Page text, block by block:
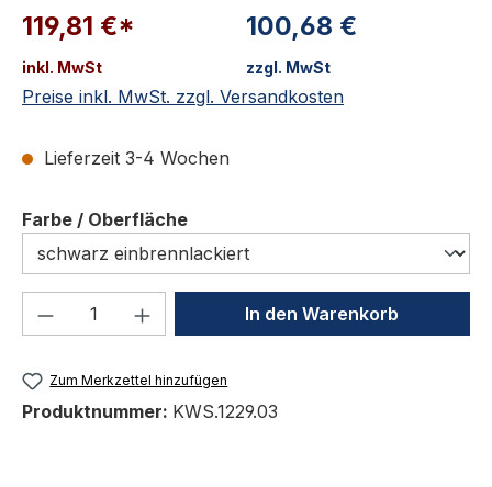
119,81 €*
inkl. MwSt
100,68 €
zzgl. MwSt
Preise inkl. MwSt. zzgl. Versandkosten
Lieferzeit 3-4 Wochen
Farbe / Oberflächeauswählen
Produkt Anzahl: Gib denIn den Warenkorb
Zum Merkzettel hinzufügen
Produktnummer: KWS.1229.03